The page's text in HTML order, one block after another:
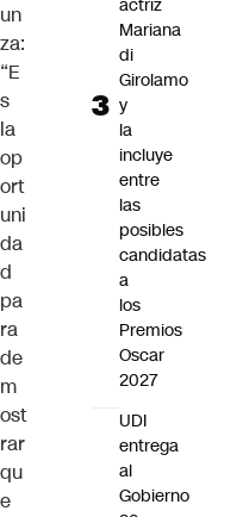
un
za:
“E
s
la
op
ort
uni
da
d
pa
ra
de
m
ost
rar
qu
e
actriz
Mariana
di
Girolamo
y
la
incluye
entre
las
posibles
candidatas
a
los
Premios
Oscar
2027
UDI
entrega
al
Gobierno